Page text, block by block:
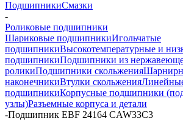
ПодшипникиСмазки
-
Роликовые подшипники
Шариковые подшипникиИгольчатые
подшипникиВысокотемпературные и
подшипникиПодшипники из
роликиПодшипники скольжения
наконечникиВтулки скольжения
подшипникиКорпусные подшипники
узлы)Разъемные корпуса и детали
-Подшипник EBF 24164 CAW33C3